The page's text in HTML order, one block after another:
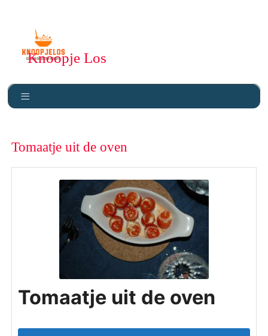
Knoopje Los
Tomaatje uit de oven
Tomaatje uit de oven